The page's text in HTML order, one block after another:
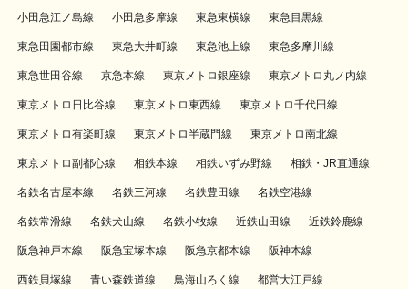
小田急江ノ島線 小田急多摩線 東急東横線 東急目黒線
東急田園都市線 東急大井町線 東急池上線 東急多摩川線
東急世田谷線 京急本線 東京メトロ銀座線 東京メトロ丸ノ内線
東京メトロ日比谷線 東京メトロ東西線 東京メトロ千代田線
東京メトロ有楽町線 東京メトロ半蔵門線 東京メトロ南北線
東京メトロ副都心線 相鉄本線 相鉄いずみ野線 相鉄・JR直通線
名鉄名古屋本線 名鉄三河線 名鉄豊田線 名鉄空港線
名鉄常滑線 名鉄犬山線 名鉄小牧線 近鉄山田線 近鉄鈴鹿線
阪急神戸本線 阪急宝塚本線 阪急京都本線 阪神本線
西鉄貝塚線 青い森鉄道線 鳥海山ろく線 都営大江戸線